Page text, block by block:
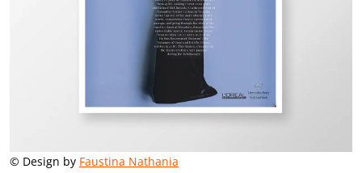
© Design by Faustina Nathania